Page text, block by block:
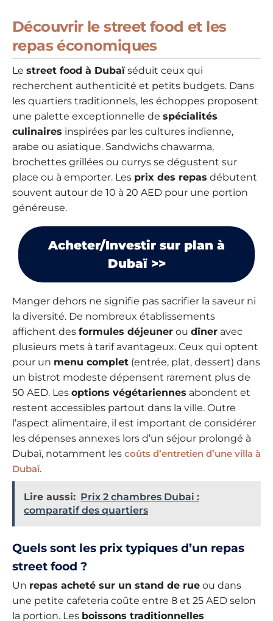
Découvrir le street food et les
repas économiques
Le street food à Dubaï séduit ceux qui
recherchent authenticité et petits budgets. Dans
les quartiers traditionnels, les échoppes proposent
une palette exceptionnelle de spécialités
culinaires inspirées par les cultures indienne,
arabe ou asiatique. Sandwichs chawarma,
brochettes grillées ou currys se dégustent sur
place ou à emporter. Les prix des repas débutent
souvent autour de 10 à 20 AED pour une portion
généreuse.
Acheter/Investir sur plan à
Dubaï >>
Manger dehors ne signifie pas sacrifier la saveur ni
la diversité. De nombreux établissements
affichent des formules déjeuner ou dîner avec
plusieurs mets à tarif avantageux. Ceux qui optent
pour un menu complet (entrée, plat, dessert) dans
un bistrot modeste dépensent rarement plus de
50 AED. Les options végétariennes abondent et
restent accessibles partout dans la ville. Outre
l’aspect alimentaire, il est important de considérer
les dépenses annexes lors d’un séjour prolongé à
Dubaï, notamment les coûts d’entretien d’une villa à
Dubaï.
Lire aussi: Prix 2 chambres Dubai :
comparatif des quartiers
Quels sont les prix typiques d’un repas
street food ?
Un repas acheté sur un stand de rue ou dans
une petite cafeteria coûte entre 8 et 25 AED selon
la portion. Les boissons traditionnelles